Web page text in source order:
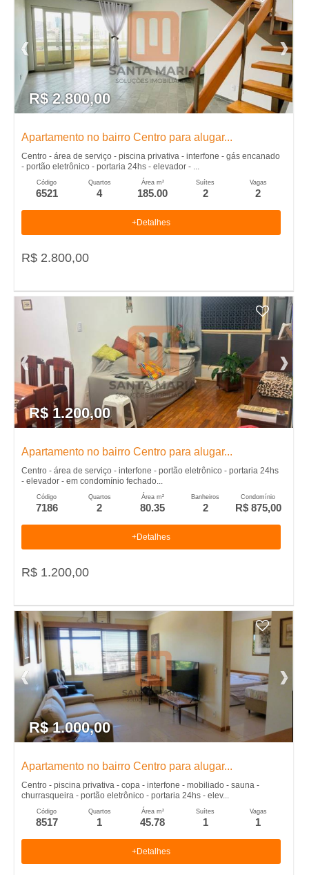
R$ 2.800,00
Apartamento no bairro Centro para alugar...
Centro - área de serviço - piscina privativa - interfone - gás encanado
- portão eletrônico - portaria 24hs - elevador - ...
Código
6521
Quartos
4
Área m²
185.00
Suítes
2
Vagas
2
+Detalhes
R$ 2.800,00
R$ 1.200,00
Apartamento no bairro Centro para alugar...
Centro - área de serviço - interfone - portão eletrônico - portaria 24hs
- elevador - em condomínio fechado...
Código
7186
Quartos
2
Área m²
80.35
Banheiros
2
Condomínio
R$ 875,00
+Detalhes
R$ 1.200,00
R$ 1.000,00
Apartamento no bairro Centro para alugar...
Centro - piscina privativa - copa - interfone - mobiliado - sauna -
churrasqueira - portão eletrônico - portaria 24hs - elev...
Código
8517
Quartos
1
Área m²
45.78
Suítes
1
Vagas
1
+Detalhes